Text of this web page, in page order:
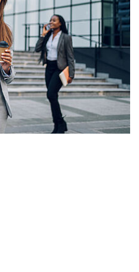
3,3 oder schlechter,
Sie in den